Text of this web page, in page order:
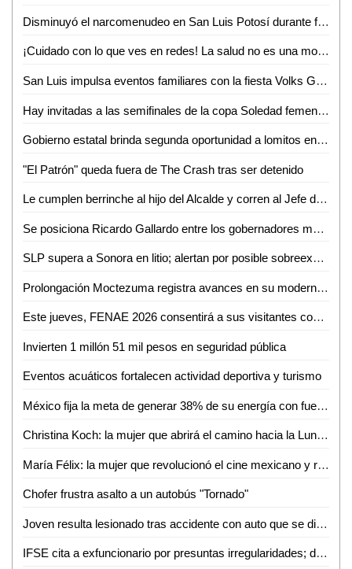
Disminuyó el narcomenudeo en San Luis Potosí durante febrero
¡Cuidado con lo que ves en redes! La salud no es una moda, advierte nutrióloga
San Luis impulsa eventos familiares con la fiesta Volks Girls
Hay invitadas a las semifinales de la copa Soledad femenil 2026
Gobierno estatal brinda segunda oportunidad a lomitos en la Guardia Civil
"El Patrón" queda fuera de The Crash tras ser detenido
Le cumplen berrinche al hijo del Alcalde y corren al Jefe de la GCE
Se posiciona Ricardo Gallardo entre los gobernadores mejor evaluados del país
SLP supera a Sonora en litio; alertan por posible sobreexplotación
Prolongación Moctezuma registra avances en su modernización
Este jueves, FENAE 2026 consentirá a sus visitantes con enchiladas y bebidas gratis
Invierten 1 millón 51 mil pesos en seguridad pública
Eventos acuáticos fortalecen actividad deportiva y turismo
México fija la meta de generar 38% de su energía con fuentes renovables: SENER
Christina Koch: la mujer que abrirá el camino hacia la Luna con Artemis II
María Félix: la mujer que revolucionó el cine mexicano y redefinió el papel femenino en la pantalla
Chofer frustra asalto a un autobús "Tornado"
Joven resulta lesionado tras accidente con auto que se dio a la fuga en Valles
IFSE cita a exfuncionario por presuntas irregularidades; deberá comparecer en mayo